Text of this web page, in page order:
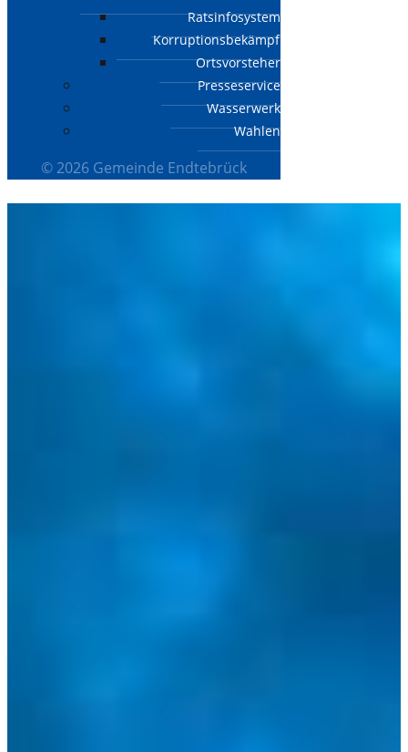
Ratsinfosystem
Korruptionsbekämpfungsgesetz
Ortsvorsteher
Presseservice
Wasserwerk
Wahlen
© 2026 Gemeinde Endtebrück